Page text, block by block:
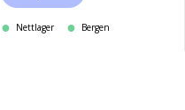
Nettlager Bergen